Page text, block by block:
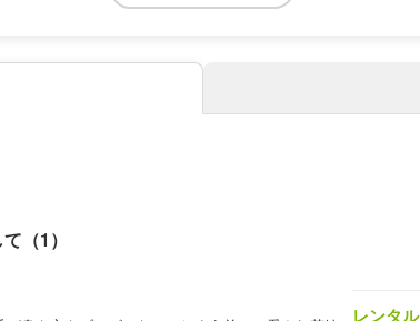
（1）
レンタル